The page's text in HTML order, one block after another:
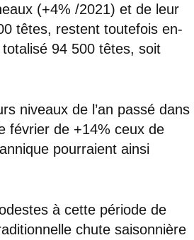
(+4% /2021) et de leur
têtes, restent toutefois en-
94 500 têtes, soit
niveaux de l’an passé dans
février de +14% ceux de
pourraient ainsi
à cette période de
chute saisonnière